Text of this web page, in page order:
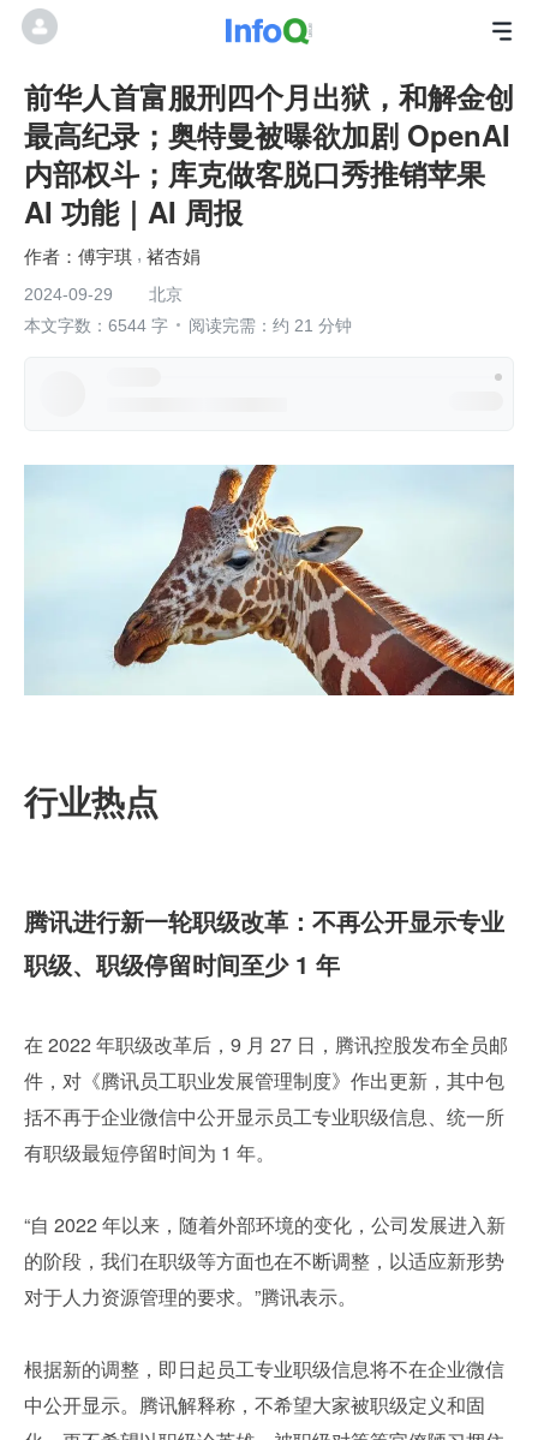
前华人首富服刑四个月出狱，和解金创
最高纪录；奥特曼被曝欲加剧 OpenAI
内部权斗；库克做客脱口秀推销苹果
AI 功能｜AI 周报
傅宇琪 褚杏娟
2024-09-29
北京
本文字数：6544 字
阅读完需：约 21 分钟
行业热点
腾讯进行新一轮职级改革：不再公开显示专业
职级、职级停留时间至少 1 年
在 2022 年职级改革后，9 月 27 日，腾讯控股发布全员邮
件，对《腾讯员工职业发展管理制度》作出更新，其中包
括不再于企业微信中公开显示员工专业职级信息、统一所
有职级最短停留时间为 1 年。
“自 2022 年以来，随着外部环境的变化，公司发展进入新
的阶段，我们在职级等方面也在不断调整，以适应新形势
对于人力资源管理的要求。”腾讯表示。
根据新的调整，即日起员工专业职级信息将不在企业微信
中公开显示。腾讯解释称，不希望大家被职级定义和固